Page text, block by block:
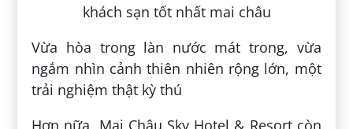
Vừa hòa trong làn nước mát trong, vừa
ngắm nhìn cảnh thiên nhiên rộng lớn, một
trải nghiệm thật kỳ thú
Hơn nữa, Mai Châu Sky Hotel & Resort còn